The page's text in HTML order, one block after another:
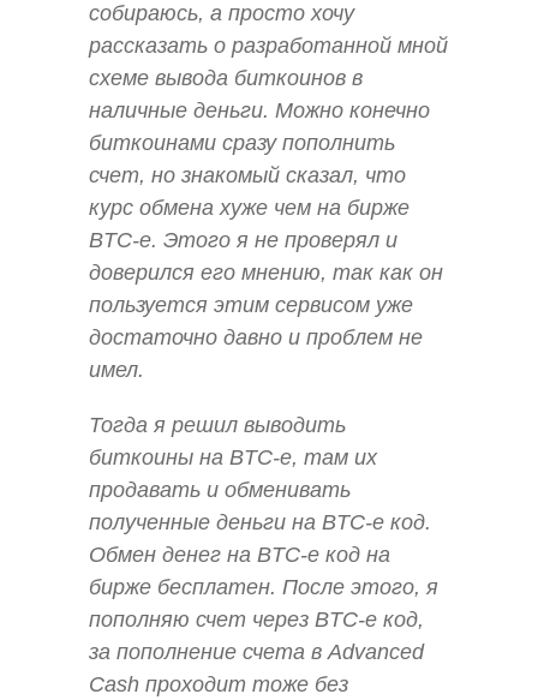
собираюсь, а просто хочу
рассказать о разработанной мной
схеме вывода биткоинов в
наличные деньги. Можно конечно
биткоинами сразу пополнить
счет, но знакомый сказал, что
курс обмена хуже чем на бирже
BTC-e. Этого я не проверял и
доверился его мнению, так как он
пользуется этим сервисом уже
достаточно давно и проблем не
имел.
Тогда я решил выводить
биткоины на BTC-e, там их
продавать и обменивать
полученные деньги на BTC-e код.
Обмен денег на BTC-e код на
бирже бесплатен. После этого, я
пополняю счет через BTC-e код,
за пополнение счета в Advanced
Cash проходит тоже без